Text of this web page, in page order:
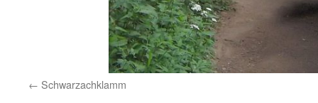
Schwarzachklamm